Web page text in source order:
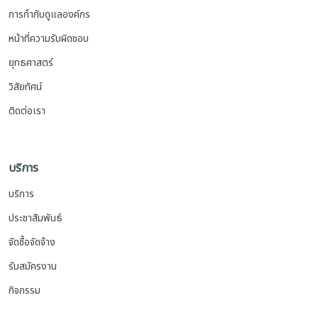
การกำกับดูแลองค์กร
หน้าที่ความรับผิดชอบ
ยุทธศาสตร์
วิสัยทัศน์
ติดต่อเรา
บริการ
บริการ
ประชาสัมพันธ์
จัดซื้อจัดจ้าง
รับสมัครงาน
กิจกรรม